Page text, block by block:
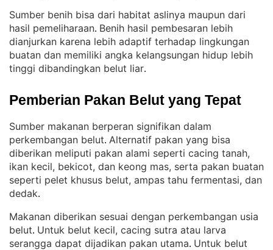
Sumber benih bisa dari habitat aslinya maupun dari
hasil pemeliharaan. Benih hasil pembesaran lebih
dianjurkan karena lebih adaptif terhadap lingkungan
buatan dan memiliki angka kelangsungan hidup lebih
tinggi dibandingkan belut liar.
Pemberian Pakan Belut yang Tepat
Sumber makanan berperan signifikan dalam
perkembangan belut. Alternatif pakan yang bisa
diberikan meliputi pakan alami seperti cacing tanah,
ikan kecil, bekicot, dan keong mas, serta pakan buatan
seperti pelet khusus belut, ampas tahu fermentasi, dan
dedak.
Makanan diberikan sesuai dengan perkembangan usia
belut. Untuk belut kecil, cacing sutra atau larva
serangga dapat dijadikan pakan utama. Untuk belut